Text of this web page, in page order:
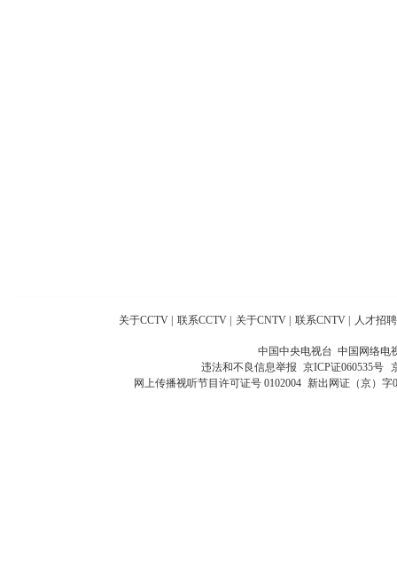
关于CCTV 联系CCTV 关于CNTV 联系CNTV 人才招聘
中国中央电视台 中国网络电
违法和不良信息举报 京ICP证060535号
网上传播视听节目许可证号 0102004 新出网证（京）